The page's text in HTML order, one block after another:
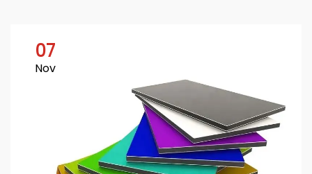
07
Nov